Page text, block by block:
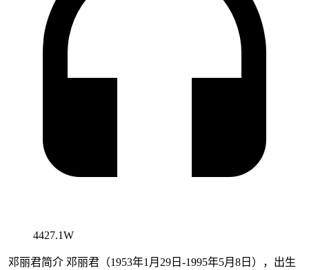
4427.1W
邓丽君简介 邓丽君（1953年1月29日-1995年5月8日），出生